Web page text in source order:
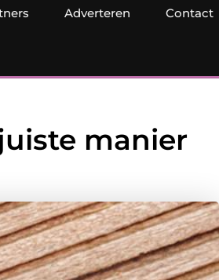
Adverteren Contact
manier